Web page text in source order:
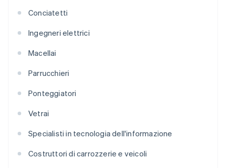
Conciatetti
Ingegneri elettrici
Macellai
Parrucchieri
Ponteggiatori
Vetrai
Specialisti in tecnologia dell'informazione
Costruttori di carrozzerie e veicoli